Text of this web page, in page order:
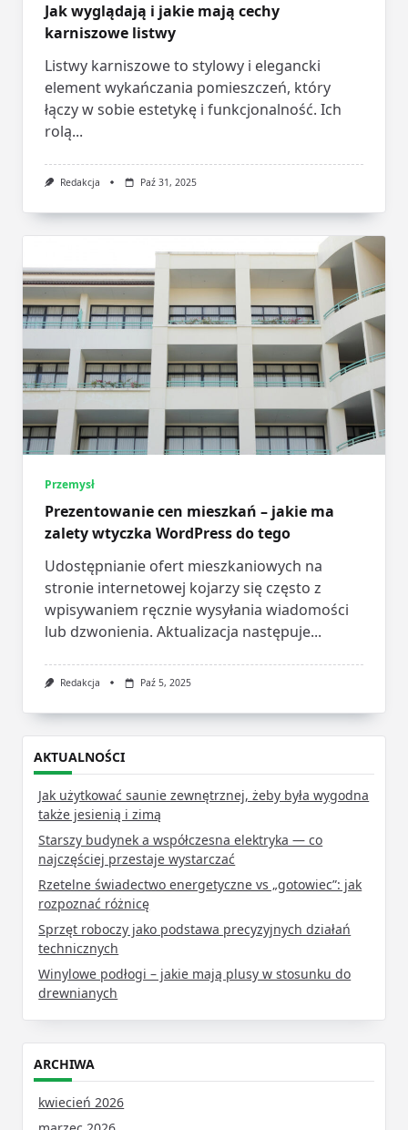
Jak wyglądają i jakie mają cechy
karniszowe listwy
Listwy karniszowe to stylowy i elegancki
element wykańczania pomieszczeń, który
łączy w sobie estetykę i funkcjonalność. Ich
rolą...
Redakcja Paź 31, 2025
Przemysł
Prezentowanie cen mieszkań – jakie ma
zalety wtyczka WordPress do tego
Udostępnianie ofert mieszkaniowych na
stronie internetowej kojarzy się często z
wpisywaniem ręcznie wysyłania wiadomości
lub dzwonienia. Aktualizacja następuje...
Redakcja Paź 5, 2025
AKTUALNOŚCI
Jak użytkować saunie zewnętrznej, żeby była wygodna
także jesienią i zimą
Starszy budynek a współczesna elektryka — co
najczęściej przestaje wystarczać
Rzetelne świadectwo energetyczne vs „gotowiec”: jak
rozpoznać różnicę
Sprzęt roboczy jako podstawa precyzyjnych działań
technicznych
Winylowe podłogi – jakie mają plusy w stosunku do
drewnianych
ARCHIWA
kwiecień 2026